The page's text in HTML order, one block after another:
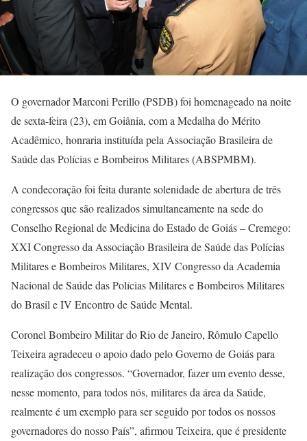
O governador Marconi Perillo (PSDB) foi homenageado na noite
de sexta-feira (23), em Goiânia, com a Medalha do Mérito
Acadêmico, honraria instituída pela Associação Brasileira de
Saúde das Polícias e Bombeiros Militares (ABSPMBM).
A condecoração foi feita durante solenidade de abertura de três
congressos que são realizados simultaneamente na sede do
Conselho Regional de Medicina do Estado de Goiás – Cremego:
XXI Congresso da Associação Brasileira de Saúde das Polícias
Militares e Bombeiros Militares, XIV Congresso da Academia
Nacional de Saúde das Polícias Militares e Bombeiros Militares
do Brasil e IV Encontro de Saúde Mental.
Coronel Bombeiro Militar do Rio de Janeiro, Rômulo Capello
Teixeira agradeceu o apoio dado pelo Governo de Goiás para
realização dos congressos. “Governador, fazer um evento desse,
nesse momento, para todos nós, militares da área da Saúde,
realmente é um exemplo para ser seguido por todos os nossos
governadores do nosso País”, afirmou Teixeira, que é presidente